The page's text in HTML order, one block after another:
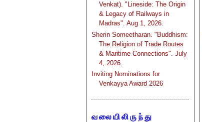
Venkat). "Lineside: The Origin
& Legacy of Railways in
Madras". Aug 1, 2026.
Sherin Someetharan. "Buddhism:
The Religion of Trade Routes
& Maritime Connections". July
4, 2026.
Inviting Nominations for
Venkayya Award 2026
வலையிலிருந்து